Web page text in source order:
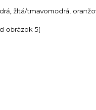
žltá/tmavomodrá,
obrázok 5)